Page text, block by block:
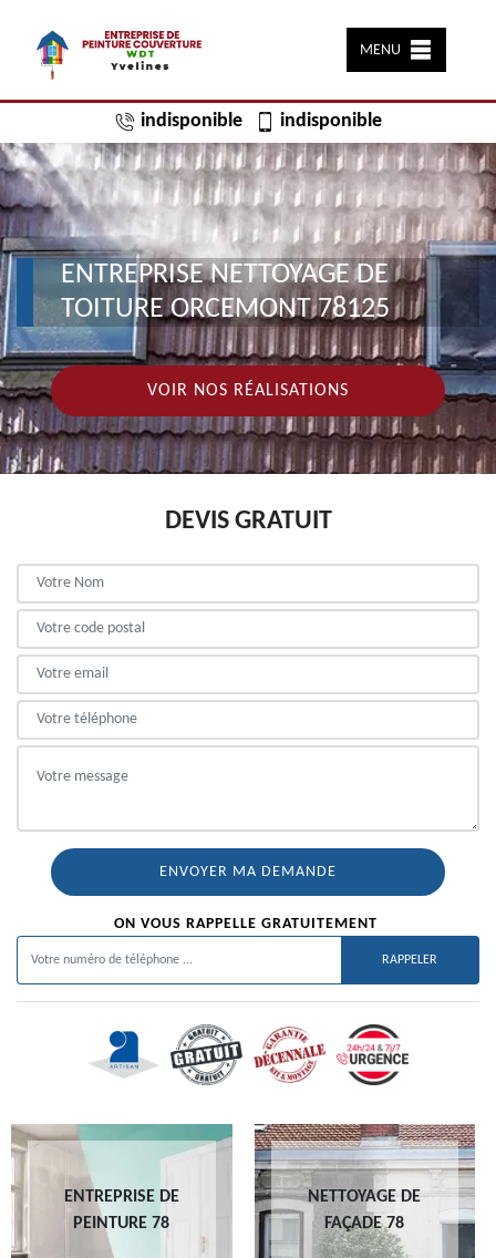
MENU
indisponible indisponible
ENTREPRISE NETTOYAGE DE
TOITURE ORCEMONT 78125
VOIR NOS RÉALISATIONS
DEVIS GRATUIT
ON VOUS RAPPELLE GRATUITEMENT
ENTREPRISE DE
PEINTURE 78
NETTOYAGE DE
FAÇADE 78